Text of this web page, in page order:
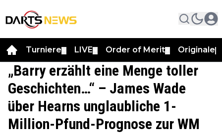
Turniere LIVE Order of Merit Originale
„Barry erzählt eine Menge toller
Geschichten…“ – James Wade
über Hearns unglaubliche 1-
Million-Pfund-Prognose zur WM